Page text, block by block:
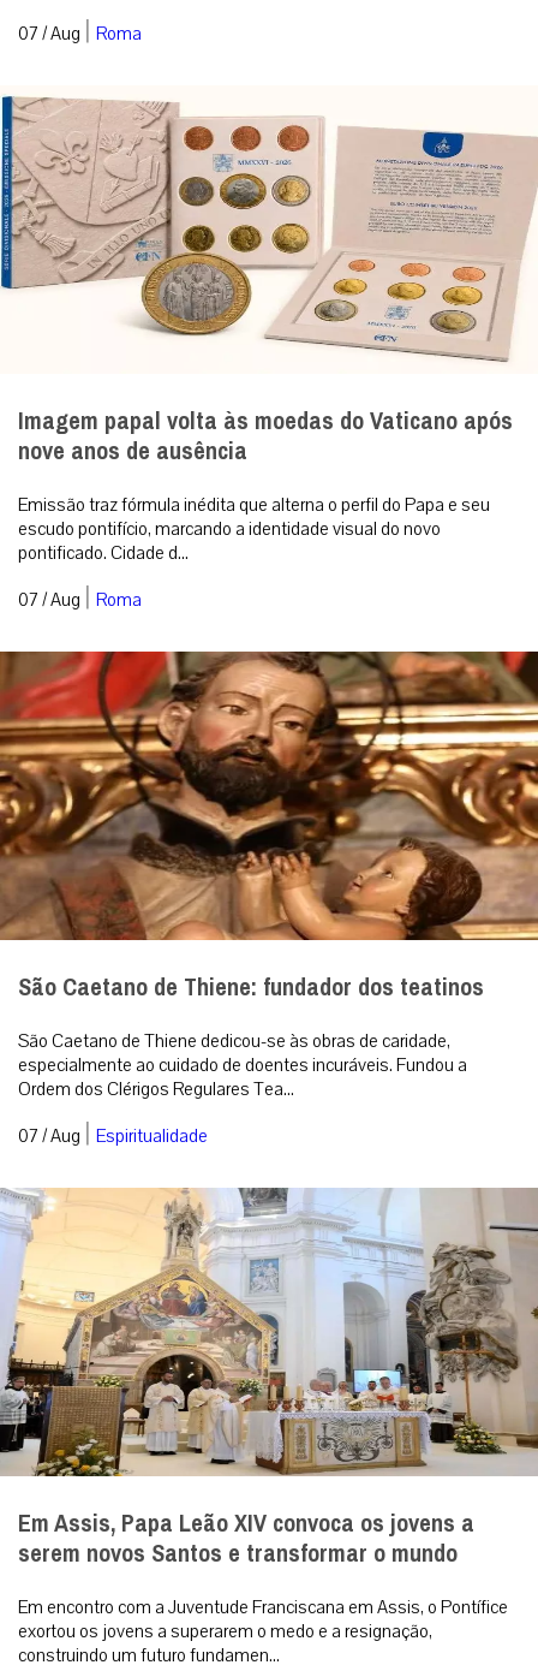
07 / Aug | Roma
Imagem papal volta às moedas do Vaticano após
nove anos de ausência
Emissão traz fórmula inédita que alterna o perfil do Papa e seu
escudo pontifício, marcando a identidade visual do novo
pontificado. Cidade d...
07 / Aug | Roma
São Caetano de Thiene: fundador dos teatinos
São Caetano de Thiene dedicou-se às obras de caridade,
especialmente ao cuidado de doentes incuráveis. Fundou a
Ordem dos Clérigos Regulares Tea...
07 / Aug | Espiritualidade
Em Assis, Papa Leão XIV convoca os jovens a
serem novos Santos e transformar o mundo
Em encontro com a Juventude Franciscana em Assis, o Pontífice
exortou os jovens a superarem o medo e a resignação,
construindo um futuro fundamen...